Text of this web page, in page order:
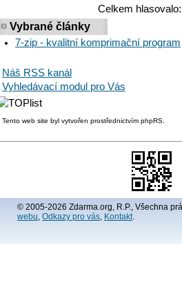
Celkem
Vybrané články
7-zip - kvalitní komprimační program
Náš RSS kanál
Vyhledávací modul pro Vás
Tento web site byl vytvořen prostřednictvím phpRS.
© 2005-2026 Zdarma.org, R.P., Všechna
webu Odkazy pro vás Kontakt.